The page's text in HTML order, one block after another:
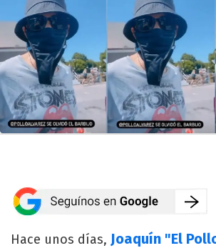
Hace unos días, Joaquín "El